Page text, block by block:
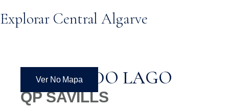
Explorar Central Algarve
QUINTA DO LAGO
QP SAVILLS
Ver No Mapa